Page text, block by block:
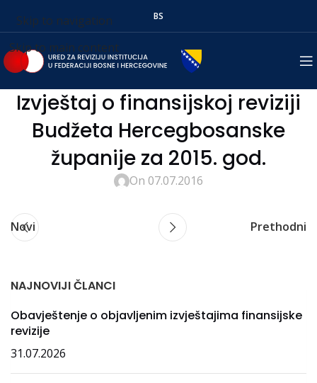
Skip to navigation
Skip to main content
BS
Izvještaj o finansijskoj reviziji
Budžeta Hercegbosanske
županije za 2015. god.
On 07.07.2016
Novi Prethodni
NAJNOVIJI ČLANCI
Obavještenje o objavljenim izvještajima finansijske
revizije
31.07.2026